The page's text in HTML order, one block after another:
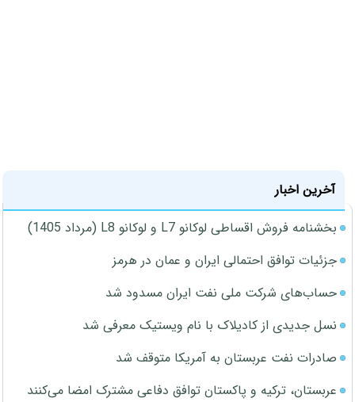
آخرین اخبار
بخشنامه فروش اقساطی لوکانو L7 و لوکانو L8 (مرداد 1405)
جزئیات توافق احتمالی ایران و عمان در هرمز
حساب‌های شرکت ملی نفت ایران مسدود شد
نسل جدیدی از کادیلاک با نام ویستیک معرفی شد
صادرات نفت عربستان به آمریکا متوقف شد
عربستان، ترکیه و پاکستان توافق دفاعی مشترک امضا می‌کنند